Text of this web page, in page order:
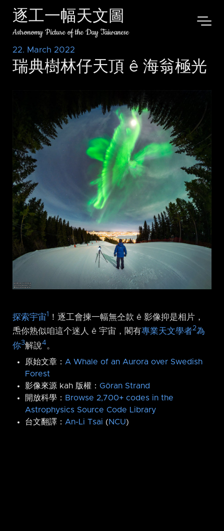
逐工一幅天文圖
Astronomy Picture of the Day Taiwanese
22. March 2022
瑞典樹林仔天頂 ê 海翁極光
探索宇宙1
！逐工會揀一幅無仝款 ê 影像抑是相片，
𤆬你熟似咱這个迷人 ê 宇宙，閣有專業天文學者2為
你3解說4 。
原始文章： A Whale of an Aurora over Swedish
Forest
影像來源 kah 版權： Göran Strand
開放科學： Browse 2,700+ codes in the
Astrophysics Source Code Library
台文翻譯： An-Li Tsai (NCU)